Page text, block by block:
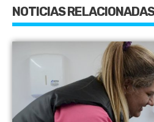
NOTICIAS RELACIONADAS